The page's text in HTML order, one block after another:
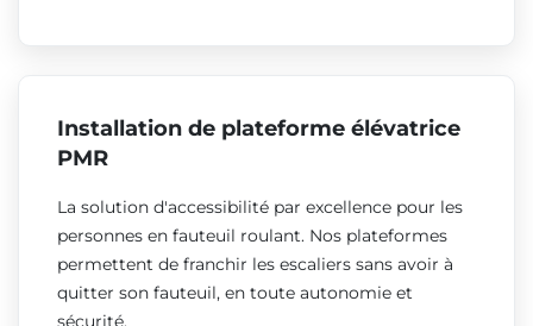
Installation de plateforme élévatrice
PMR
La solution d'accessibilité par excellence pour les
personnes en fauteuil roulant. Nos plateformes
permettent de franchir les escaliers sans avoir à
quitter son fauteuil, en toute autonomie et
sécurité.